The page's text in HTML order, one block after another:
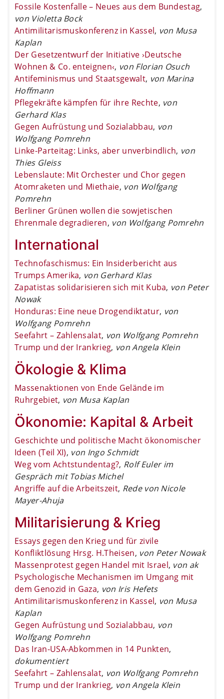
Fossile Kostenfalle – Neues aus dem Bundestag,
von Violetta Bock
Antimilitarismuskonferenz in Kassel, von Musa
Kaplan
Der Gesetzentwurf der Initiative ›Deutsche
Wohnen & Co. enteignen‹, von Florian Osuch
Antifeminismus und Staatsgewalt, von Marina
Hoffmann
Pflegekräfte kämpfen für ihre Rechte, von
Gerhard Klas
Gegen Aufrüstung und Sozialabbau, von
Wolfgang Pomrehn
Linke-Parteitag: Links, aber unverbindlich, von
Thies Gleiss
Lebenslaute: Mit Orchester und Chor gegen
Atomraketen und Miethaie, von Wolfgang
Pomrehn
Berliner Grünen wollen die sowjetischen
Ehrenmale degradieren, von Wolfgang Pomrehn
International
Technofaschismus: Ein Insiderbericht aus
Trumps Amerika, von Gerhard Klas
Zapatistas solidarisieren sich mit Kuba, von Peter
Nowak
Honduras: Eine neue Drogendiktatur, von
Wolfgang Pomrehn
Seefahrt – Zahlensalat, von Wolfgang Pomrehn
Trump und der Irankrieg, von Angela Klein
Ökologie & Klima
Massenaktionen von Ende Gelände im
Ruhrgebiet, von Musa Kaplan
Ökonomie: Kapital & Arbeit
Geschichte und politische Macht ökonomischer
Ideen (Teil XI), von Ingo Schmidt
Weg vom Achtstundentag?, Rolf Euler im
Gespräch mit Tobias Michel
Angriffe auf die Arbeitszeit, Rede von Nicole
Mayer-Ahuja
Militarisierung & Krieg
Essays gegen den Krieg und für zivile
Konfliktlösung Hrsg. H.Theisen, von Peter Nowak
Massenprotest gegen Handel mit Israel, von ak
Psychologische Mechanismen im Umgang mit
dem Genozid in Gaza, von Iris Hefets
Antimilitarismuskonferenz in Kassel, von Musa
Kaplan
Gegen Aufrüstung und Sozialabbau, von
Wolfgang Pomrehn
Das Iran-USA-Abkommen in 14 Punkten,
dokumentiert
Seefahrt – Zahlensalat, von Wolfgang Pomrehn
Trump und der Irankrieg, von Angela Klein